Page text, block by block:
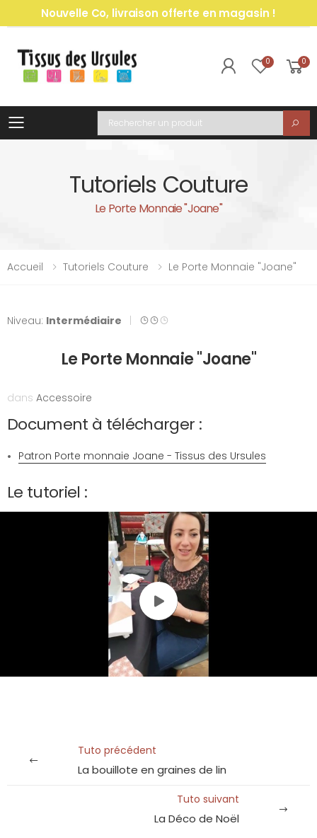
Nouvelle Co, livraison offerte en magasin !
0 0
Toggle mobile menu
Recherche
Tutoriels Couture
Le Porte Monnaie "Joane"
Accueil Tutoriels Couture Le Porte Monnaie "Joane"
Niveau: Intermédiaire
Le Porte Monnaie "Joane"
dans Accessoire
Document à télécharger :
Patron Porte monnaie Joane - Tissus des Ursules
Le tutoriel :
Tuto précédent
La bouillote en graines de lin
Tuto suivant
La Déco de Noël